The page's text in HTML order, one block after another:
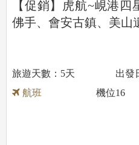
【促銷】虎航~峴港
佛手、會安古鎮、美山
5天
航班
機位16